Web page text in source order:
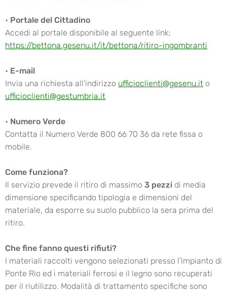
• Portale del Cittadino
Accedi al portale disponibile al seguente link:
https://bettona.gesenu.it/it/bettona/ritiro-ingombranti
• E-mail
Invia una richiesta all’indirizzo ufficioclienti@gesenu.it o
ufficioclienti@gestumbria.it
• Numero Verde
Contatta il Numero Verde 800 66 70 36 da rete fissa o
mobile.
Come funziona?
Il servizio prevede il ritiro di massimo 3 pezzi di media
dimensione specificando tipologia e dimensioni del
materiale, da esporre su suolo pubblico la sera prima del
ritiro.
Che fine fanno questi rifiuti?
I materiali raccolti vengono selezionati presso l’impianto di
Ponte Rio ed i materiali ferrosi e il legno sono recuperati
per il riutilizzo. Modalità di trattamento specifiche sono